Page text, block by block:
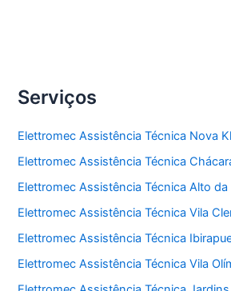
Serviços
Elettromec Assistência Técnica Nova
Elettromec Assistência Técnica
Elettromec Assistência Técnica Alto da
Elettromec Assistência Técnica Vila
Elettromec Assistência Técnica
Elettromec Assistência Técnica Vila